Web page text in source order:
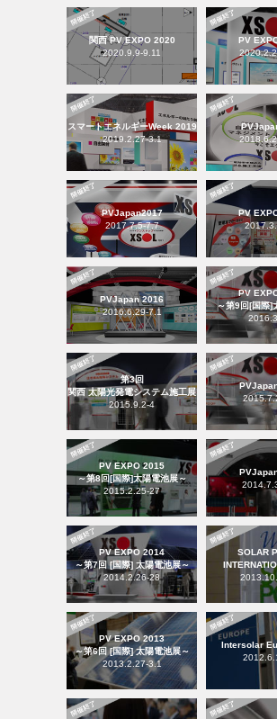
関西 PV EXPO 2020
2020.9.9-9.11
PV
スマートエネルギーWeek 2019
2019.2.27-3.1
PVJapan2017
2017.7.5-7.7
PV
PVJapan 2016
2016.6.29-7.1
PV
～第9回[国際]
第3回
関西 太陽光発電システム施工展
2015.9.2-4
PV EXPO 2015
～第8回[国際]太陽電池展～
2015.2.25-27
PV EXPO 2014
～第7回 [国際] 太陽電池展～
2014.2.26-28
SOLAR
PV EXPO 2013
～第6回 [国際] 太陽電池展～
2013.2.27-3.1
Intersolar